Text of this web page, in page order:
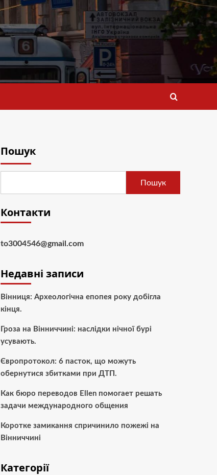
Пошук
Пошук
Контакти
to3004546@gmail.com
Недавні записи
Вінниця: Археологічна епопея року добігла
кінця.
Гроза на Вінниччині: наслідки нічної бурі
усувають.
Європротокол: 6 пасток, що можуть
обернутися збитками при ДТП.
Как бюро переводов Ellen помогает решать
задачи международного общения
Коротке замикання спричинило пожежі на
Вінниччині
Категорії